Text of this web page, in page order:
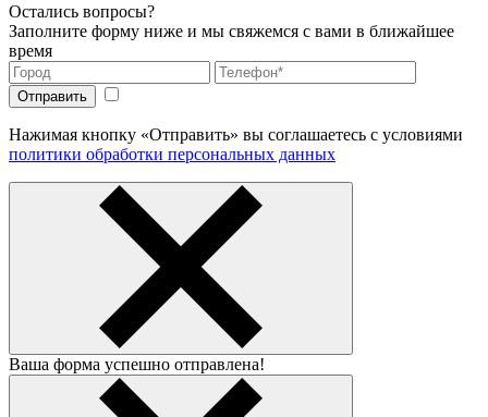
Остались вопросы?
Заполните форму ниже и мы свяжемся с вами в ближайшее
время
Нажимая кнопку «Отправить» вы соглашаетесь с условиями
политики обработки персональных данных
Ваша форма успешно отправлена!